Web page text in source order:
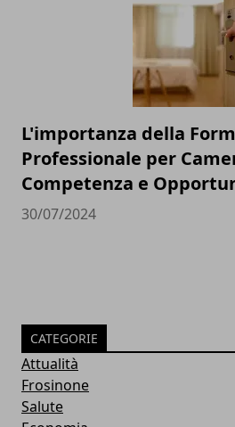
L'importanza della
Professionale per
Competenza e
30/07/2024
CATEGORIE
Attualità
Frosinone
Salute